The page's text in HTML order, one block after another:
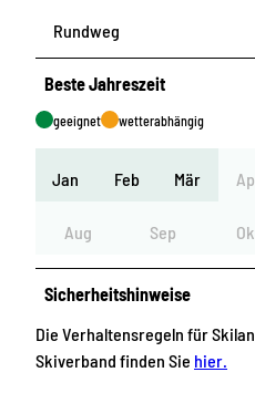
Rundweg
Beste Jahreszeit
geeignet wetterabhängig
Jan Feb Mär
Aug Sep
Sicherheitshinweise
Die Verhaltensregeln für
Skiverband finden Sie hier.